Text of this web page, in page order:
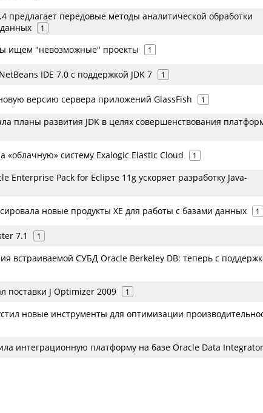
предлагает передовые методы аналитической обработки
1
ищем "невозможные" проекты 1
IDE 7.0 с поддержкой JDK 7 1
версию сервера приложений GlassFish 1
планы развития JDK в целях совершенствования
«облачную» систему Exalogic Elastic Cloud 1
Enterprise Pack for Eclipse 11g ускоряет разработку Java-
новые продукты XE для работы с базами данных 1
7.1 1
встраиваемой СУБД Oracle Berkeley DB: теперь с
поставки J Optimizer 2009 1
новые инструменты для оптимизации
интеграционную платформу на базе Oracle Data Integrator